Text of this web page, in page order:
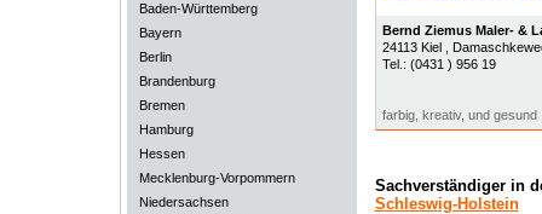
Baden-Württemberg
Bayern
Berlin
Brandenburg
Bremen
Hamburg
Hessen
Mecklenburg-Vorpommern
Niedersachsen
Bernd Ziemus Maler- &
24113 Kiel
,
Tel.: (0431 ) 956 19
farbig, kreativ, und gesund
Sachverständiger in
Schleswig-Holstein